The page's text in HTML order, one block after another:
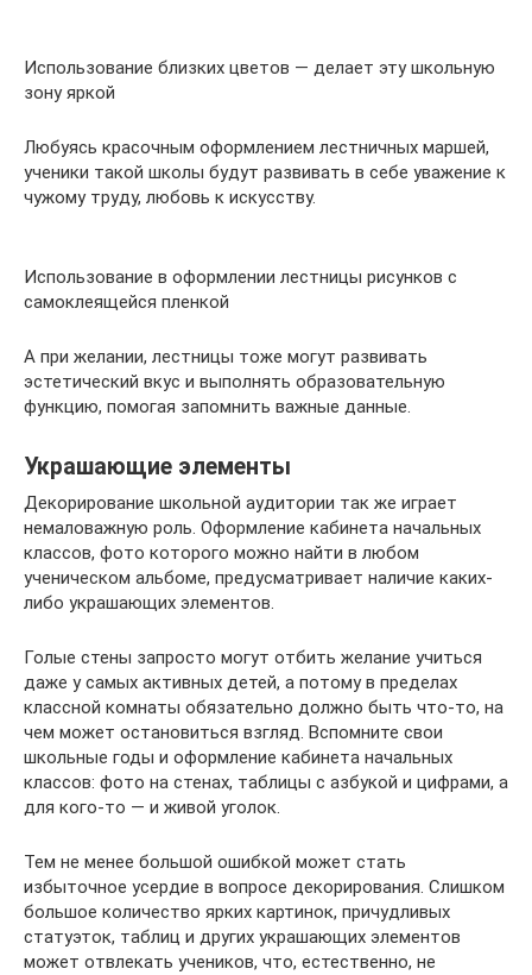
Использование близких цветов — делает эту школьную
зону яркой
Любуясь красочным оформлением лестничных маршей,
ученики такой школы будут развивать в себе уважение к
чужому труду, любовь к искусству.
Использование в оформлении лестницы рисунков с
самоклеящейся пленкой
А при желании, лестницы тоже могут развивать
эстетический вкус и выполнять образовательную
функцию, помогая запомнить важные данные.
Украшающие элементы
Декорирование школьной аудитории так же играет
немаловажную роль. Оформление кабинета начальных
классов, фото которого можно найти в любом
ученическом альбоме, предусматривает наличие каких-
либо украшающих элементов.
Голые стены запросто могут отбить желание учиться
даже у самых активных детей, а потому в пределах
классной комнаты обязательно должно быть что-то, на
чем может остановиться взгляд. Вспомните свои
школьные годы и оформление кабинета начальных
классов: фото на стенах, таблицы с азбукой и цифрами, а
для кого-то — и живой уголок.
Тем не менее большой ошибкой может стать
избыточное усердие в вопросе декорирования. Слишком
большое количество ярких картинок, причудливых
статуэток, таблиц и других украшающих элементов
может отвлекать учеников, что, естественно, не